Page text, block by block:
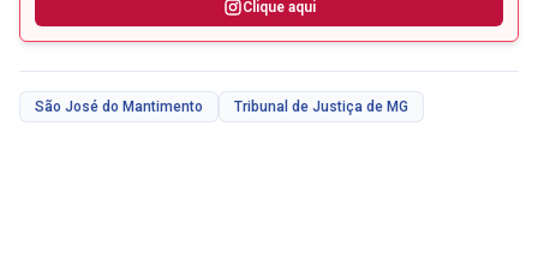
Clique aqui
São José do Mantimento Tribunal de Justiça de MG